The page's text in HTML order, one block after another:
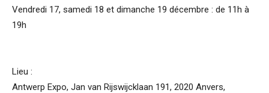
Vendredi 17, samedi 18 et dimanche 19 décembre : de 11h à
19h
Lieu :
Antwerp Expo, Jan van Rijswijcklaan 191, 2020 Anvers,